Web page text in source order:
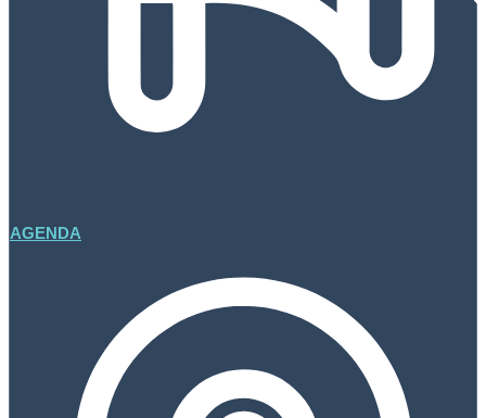
AGENDA